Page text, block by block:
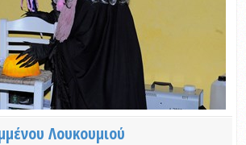
Λουκουμιού